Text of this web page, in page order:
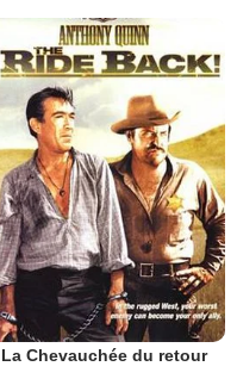
La Chevauchée du retour